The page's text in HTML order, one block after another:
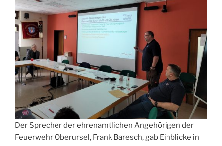
Der Sprecher der ehrenamtlichen Angehörigen der
Feuerwehr Oberursel, Frank Baresch, gab Einblicke in